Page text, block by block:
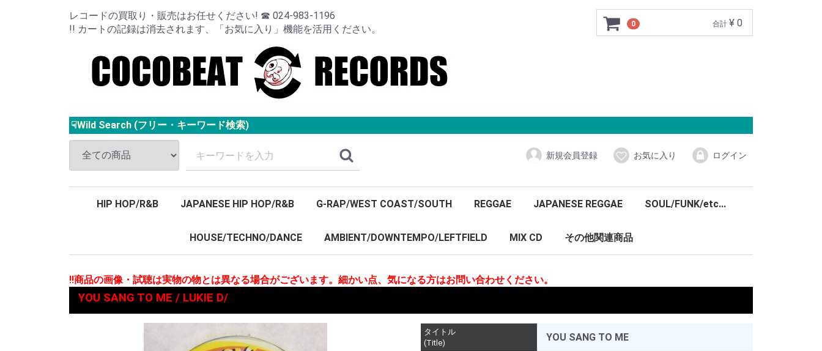
レコードの買取り・販売はお任せください! ☎ 024-983-1196
!! カートの記録は消去されます、「お気に入り」機能を活用ください。
0 合計 ¥ 0
☟Wild Search (フリー・キーワード検索)
新規会員登録 お気に入り ログイン
HIP HOP/R&B JAPANESE HIP HOP/R&B G-RAP/WEST COAST/SOUTH REGGAE JAPANESE REGGAE SOUL/FUNK/etc...
HOUSE/TECHNO/DANCE AMBIENT/DOWNTEMPO/LEFTFIELD MIX CD その他関連商品
!!商品の画像・試聴は実物の物とは異なる場合がございます。細かい点、気になる方はお問い合わせください。
YOU SANG TO ME / LUKIE D/
タイトル
(Title)
YOU SANG TO ME